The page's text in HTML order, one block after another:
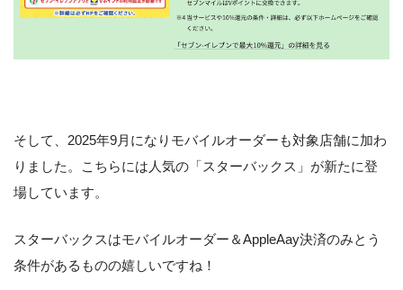
そして、2025年9月になりモバイルオーダーも対象店舗に加わ
りました。こちらには人気の「スターバックス」が新たに登
場しています。
スターバックスはモバイルオーダー＆AppleAay決済のみとう
条件があるものの嬉しいですね！